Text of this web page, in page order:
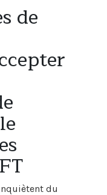
de
du